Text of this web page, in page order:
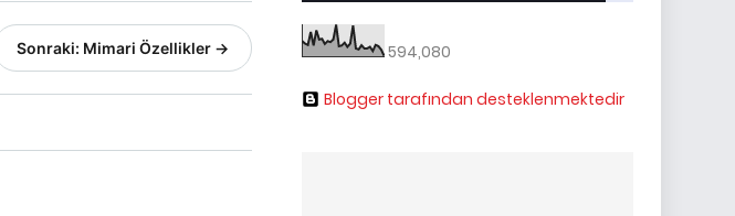
Sonraki: Mimari Özellikler → 594,080
Blogger tarafından desteklenmektedir